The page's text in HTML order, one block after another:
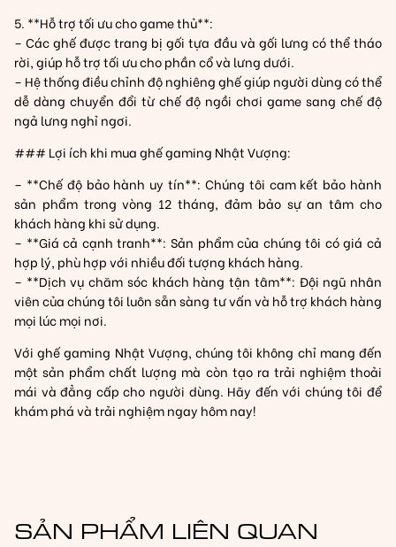
5. **Hỗ trợ tối ưu cho game thủ**:
– Các ghế được trang bị gối tựa đầu và gối lưng có thể tháo
rời, giúp hỗ trợ tối ưu cho phần cổ và lưng dưới.
– Hệ thống điều chỉnh độ nghiêng ghế giúp người dùng có thể
dễ dàng chuyển đổi từ chế độ ngồi chơi game sang chế độ
ngả lưng nghỉ ngơi.
### Lợi ích khi mua ghế gaming Nhật Vượng:
– **Chế độ bảo hành uy tín**: Chúng tôi cam kết bảo hành
sản phẩm trong vòng 12 tháng, đảm bảo sự an tâm cho
khách hàng khi sử dụng.
– **Giá cả cạnh tranh**: Sản phẩm của chúng tôi có giá cả
hợp lý, phù hợp với nhiều đối tượng khách hàng.
– **Dịch vụ chăm sóc khách hàng tận tâm**: Đội ngũ nhân
viên của chúng tôi luôn sẵn sàng tư vấn và hỗ trợ khách hàng
mọi lúc mọi nơi.
Với ghế gaming Nhật Vượng, chúng tôi không chỉ mang đến
một sản phẩm chất lượng mà còn tạo ra trải nghiệm thoải
mái và đẳng cấp cho người dùng. Hãy đến với chúng tôi để
khám phá và trải nghiệm ngay hôm nay!
SẢN PHẨM LIÊN QUAN